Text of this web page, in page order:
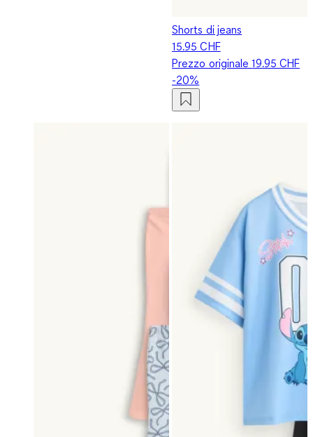
Shorts di jeans
15.95 CHF
Prezzo originale19.95 CHF
-20%